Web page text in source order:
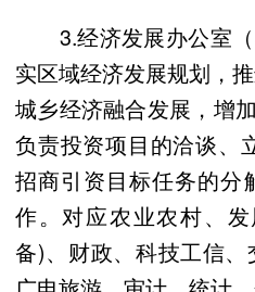
3.经济发展办公室（
实区域经济发展规划，
城乡经济融合发展，增
负责投资项目的洽谈、
招商引资目标任务的分
作。对应农业农村、
备)、财政、科技工信